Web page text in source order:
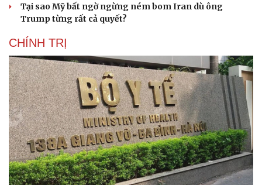
Tại sao Mỹ bất ngờ ngừng ném bom Iran dù ông
Trump từng rất cả quyết?
CHÍNH TRỊ